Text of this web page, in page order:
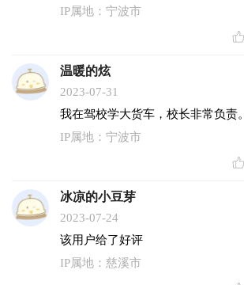
IP属地：宁波市
温暖的炫
2023-07-31
我在驾校学大货车，校长非常负责。
IP属地：宁波市
冰凉的小豆芽
2023-07-24
该用户给了好评
IP属地：慈溪市